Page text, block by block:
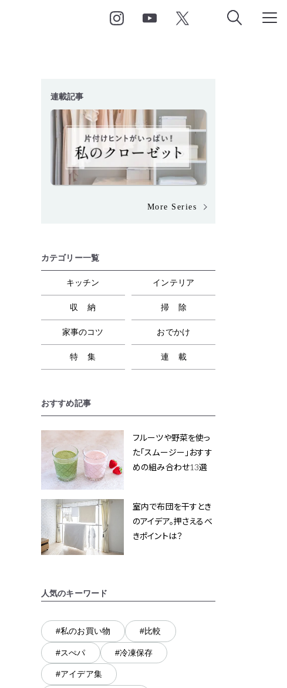
連載記事
More Series
カテゴリー一覧
キッチン インテリア
収納 掃除
家事のコツ おでかけ
特集 連載
おすすめ記事
フルーツや野菜を使っ
た「スムージー」おすす
めの組み合わせ13選
室内で布団を干すとき
のアイデア。押さえるべ
きポイントは？
人気のキーワード
#私のお買い物 #比較
#スぺパ #冷凍保存
#アイデア集